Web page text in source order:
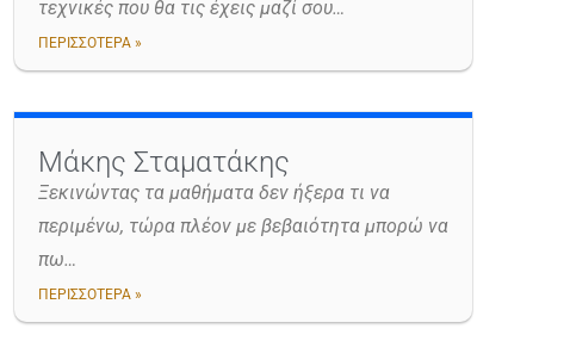
τεχνικές που θα τις έχεις μαζί σου…
ΠΕΡΙΣΣΟΤΕΡΑ »
Μάκης Σταματάκης
Ξεκινώντας τα μαθήματα δεν ήξερα τι να
περιμένω, τώρα πλέον με βεβαιότητα μπορώ να
πω…
ΠΕΡΙΣΣΟΤΕΡΑ »